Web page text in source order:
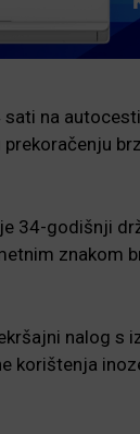
na
34-godišnji
znakom
nalog s
korištenja